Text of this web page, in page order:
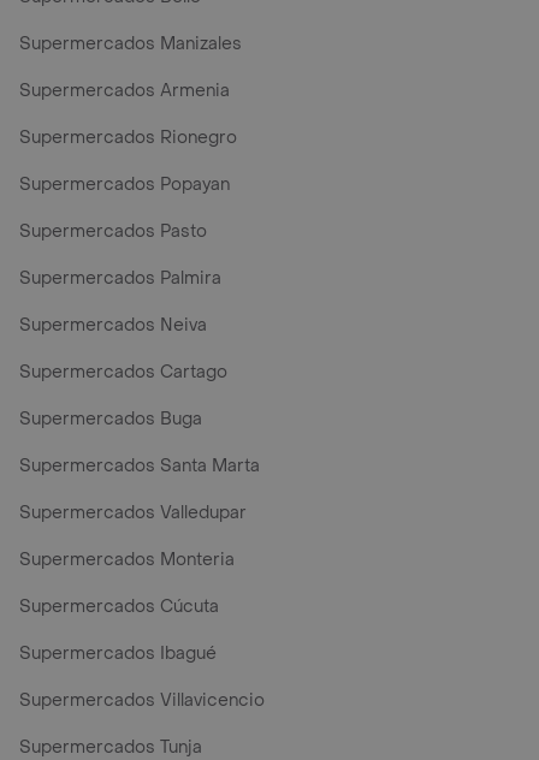
Supermercados Manizales
Supermercados Armenia
Supermercados Rionegro
Supermercados Popayan
Supermercados Pasto
Supermercados Palmira
Supermercados Neiva
Supermercados Cartago
Supermercados Buga
Supermercados Santa Marta
Supermercados Valledupar
Supermercados Monteria
Supermercados Cúcuta
Supermercados Ibagué
Supermercados Villavicencio
Supermercados Tunja